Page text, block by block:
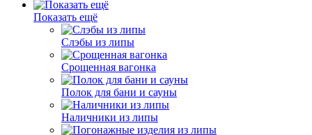
Показать ещё
Слэбы из липы
Срощенная вагонка
Полок для бани и сауны
Наличники из липы